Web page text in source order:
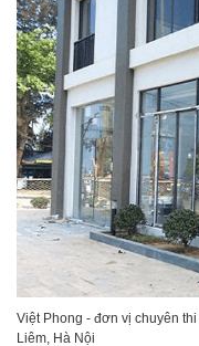
Việt Phong - đơn vị chuyên
Liêm, Hà Nội